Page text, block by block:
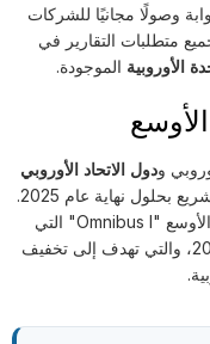
وصولًا مجانيًا للشركات
متطلبات التقارير في
الأوروبية الموجودة.
ودول الاتحاد الأوروبي
، بهدف إتمام التشريع بحلول نهاية عام 2025.
تشكل هذه التغييرات جزءًا من حزمة التبسيط الأوسع "Omnibus I" التي
اقترحتها المفوضية الأوروبية في 26 فبراير 2025، والتي تهدف إلى تخفيف